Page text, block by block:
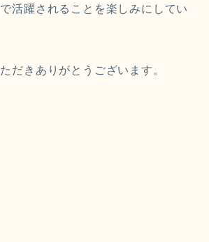
活躍されることを楽しみにしてい
だきありがとうございます。